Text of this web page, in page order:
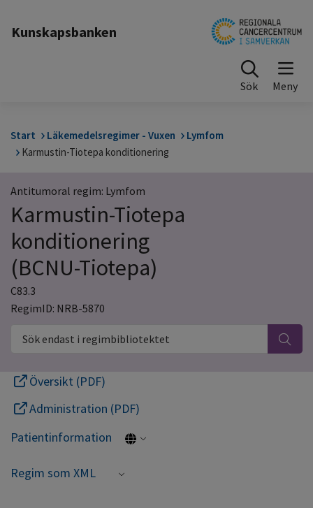
Kunskapsbanken
Sök
Start Läkemedelsregimer - Vuxen
Lymfom
Karmustin-Tiotepa konditionering
Antitumoral regim: Lymfom
Karmustin-Tiotepa
konditionering
(BCNU-Tiotepa)
C83.3
RegimID: NRB-5870
Sök endast i regimbibliotektet
Översikt (PDF)
Administration (PDF)
Patientinformation
Regim som XML